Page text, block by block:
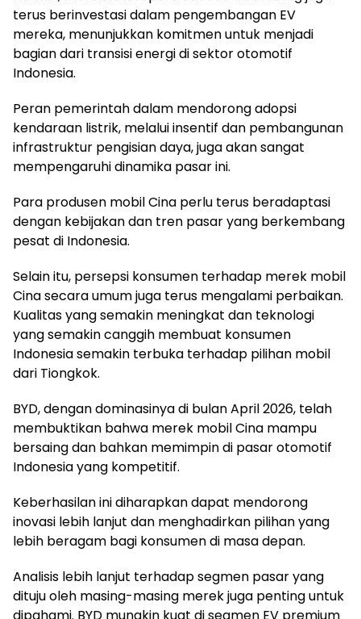
terus berinvestasi dalam pengembangan EV
mereka, menunjukkan komitmen untuk menjadi
bagian dari transisi energi di sektor otomotif
Indonesia.
Peran pemerintah dalam mendorong adopsi
kendaraan listrik, melalui insentif dan pembangunan
infrastruktur pengisian daya, juga akan sangat
mempengaruhi dinamika pasar ini.
Para produsen mobil Cina perlu terus beradaptasi
dengan kebijakan dan tren pasar yang berkembang
pesat di Indonesia.
Selain itu, persepsi konsumen terhadap merek mobil
Cina secara umum juga terus mengalami perbaikan.
Kualitas yang semakin meningkat dan teknologi
yang semakin canggih membuat konsumen
Indonesia semakin terbuka terhadap pilihan mobil
dari Tiongkok.
BYD, dengan dominasinya di bulan April 2026, telah
membuktikan bahwa merek mobil Cina mampu
bersaing dan bahkan memimpin di pasar otomotif
Indonesia yang kompetitif.
Keberhasilan ini diharapkan dapat mendorong
inovasi lebih lanjut dan menghadirkan pilihan yang
lebih beragam bagi konsumen di masa depan.
Analisis lebih lanjut terhadap segmen pasar yang
dituju oleh masing-masing merek juga penting untuk